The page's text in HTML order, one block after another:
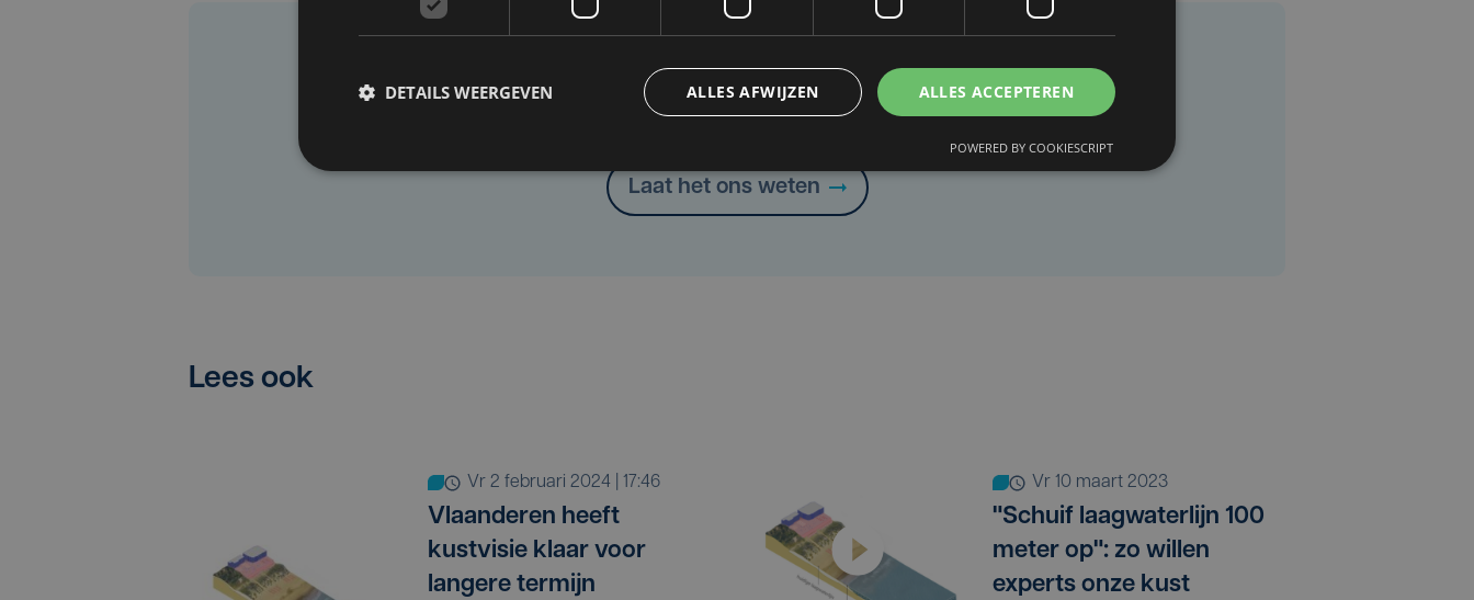
Taalfout opgemerkt?
Heb je een taal- of schrijffout opgemerkt in dit artikel?
Laat het ons weten
Lees ook
vr 2 februari 2024 | 17:46
Vlaanderen heeft
kustvisie klaar voor
langere termijn
vr 10 maart 2023
"Schuif laagwaterlijn 100
meter op": zo willen
experts onze kust
ALLES ACCEPTEREN
ALLES AFWIJZEN
DETAILS WEERGEVEN
POWERED BY COOKIESCRIPT